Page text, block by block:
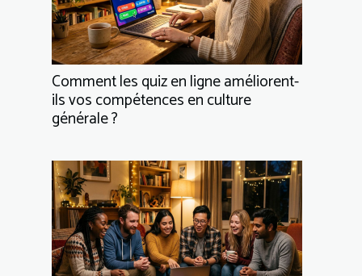
Comment les quiz en ligne améliorent-
ils vos compétences en culture
générale ?